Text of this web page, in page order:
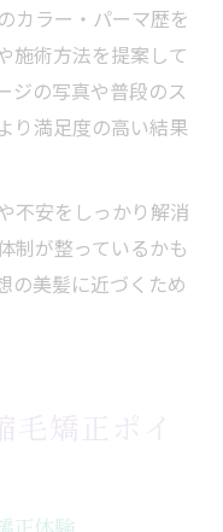
カラー・パーマ歴を
施術方法を提案して
ジの写真や普段のス
り満足度の高い結果
不安をしっかり解消
制が整っているかも
の美髪に近づくため
毛矯正ポイ